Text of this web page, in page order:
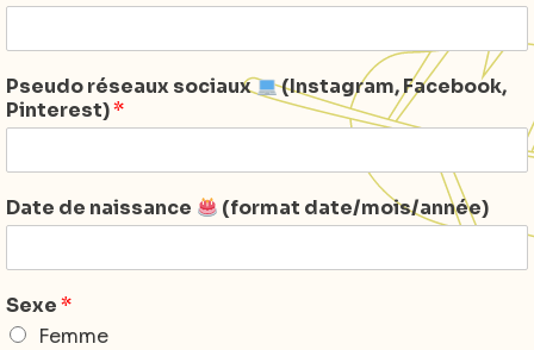
Pseudo réseaux sociaux
(Instagram, Facebook,
Pinterest)*
Date de naissance (format date/mois/année)
Sexe*
Femme